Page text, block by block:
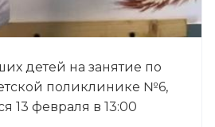
детей на занятие по
поликлинике №6,
13 февраля в 13:00